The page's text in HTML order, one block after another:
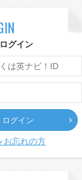
グイン
ログイン
お忘れの方